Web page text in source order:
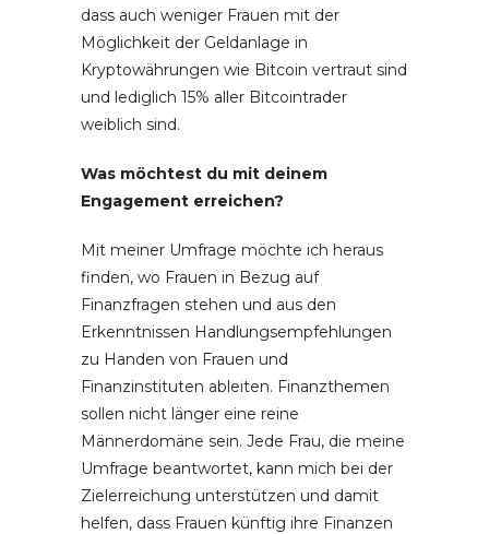
dass auch weniger Frauen mit der
Möglichkeit der Geldanlage in
Kryptowährungen wie Bitcoin vertraut sind
und lediglich 15% aller Bitcointrader
weiblich sind.
Was möchtest du mit deinem
Engagement erreichen?
Mit meiner Umfrage möchte ich heraus
finden, wo Frauen in Bezug auf
Finanzfragen stehen und aus den
Erkenntnissen Handlungsempfehlungen
zu Handen von Frauen und
Finanzinstituten ableiten. Finanzthemen
sollen nicht länger eine reine
Männerdomäne sein. Jede Frau, die meine
Umfrage beantwortet, kann mich bei der
Zielerreichung unterstützen und damit
helfen, dass Frauen künftig ihre Finanzen